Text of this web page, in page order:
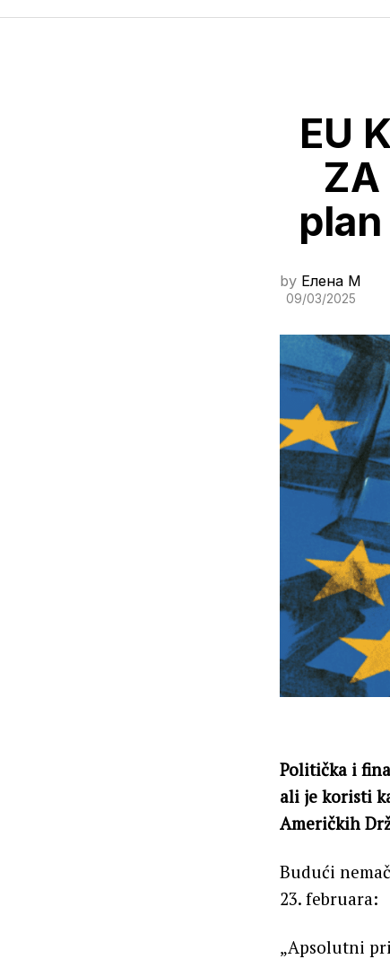
EU
ZA
by Елена M
09/03/2025
Politička i
ali je koristi
Američkih
Budući
23. februara:
„Apsolutni